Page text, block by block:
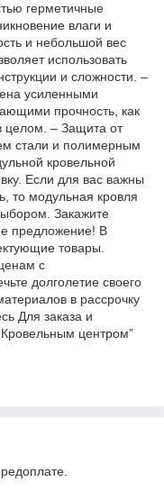
герметичные
влаги и
и небольшой вес
использовать
и сложности. –
усиленными
прочность, как
целом. – Защита от
стали и полимерным
кровельной
Если для вас важны
то модульная кровля
Закажите
предложение! В
товары.
с
долголетие своего
в рассрочку
Для заказа и
центром”